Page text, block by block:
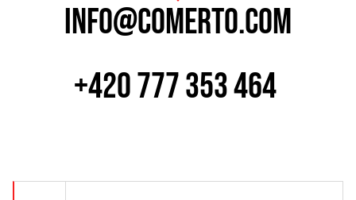
info@comerto.com
+420 777 353 464